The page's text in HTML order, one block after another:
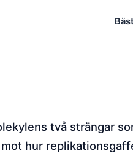
två strängar
hur